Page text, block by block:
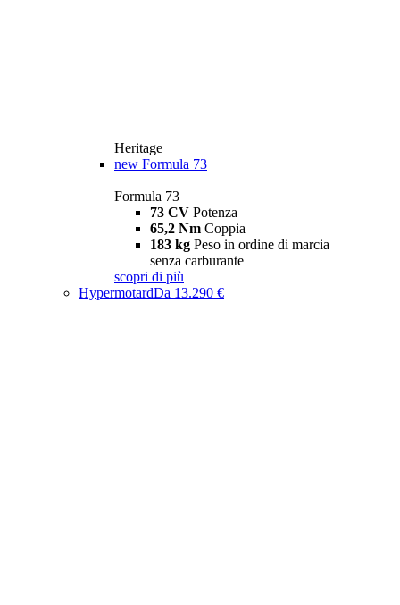
Heritage
new Formula 73
Formula 73
73 CV Potenza
65,2 Nm Coppia
183 kg Peso in ordine di marcia
senza carburante
scopri di più
HypermotardDa 13.290 €